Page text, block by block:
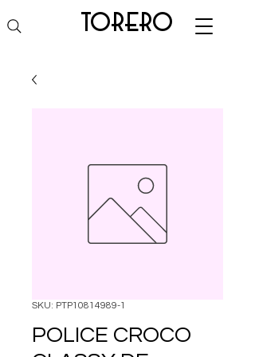
torero
SKU: PTP10814989-1
POLICE CROCO